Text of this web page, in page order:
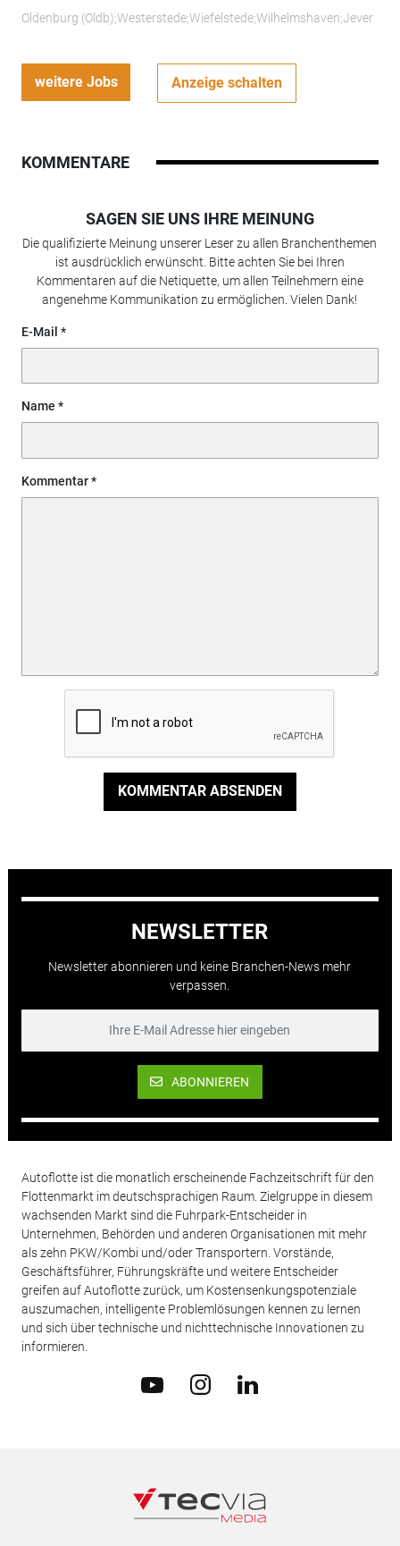
Oldenburg (Oldb);Westerstede;Wiefelstede;Wilhelmshaven;Jever
weitere Jobs Anzeige schalten
KOMMENTARE
SAGEN SIE UNS IHRE MEINUNG
Die qualifizierte Meinung unserer Leser zu allen Branchenthemen
ist ausdrücklich erwünscht. Bitte achten Sie bei Ihren
Kommentaren auf die Netiquette, um allen Teilnehmern eine
angenehme Kommunikation zu ermöglichen. Vielen Dank!
E-Mail
Name
Kommentar
KOMMENTAR ABSENDEN
NEWSLETTER
Newsletter abonnieren und keine Branchen-News mehr
verpassen.
ABONNIEREN
Autoflotte ist die monatlich erscheinende Fachzeitschrift für den
Flottenmarkt im deutschsprachigen Raum. Zielgruppe in diesem
wachsenden Markt sind die Fuhrpark-Entscheider in
Unternehmen, Behörden und anderen Organisationen mit mehr
als zehn PKW/Kombi und/oder Transportern. Vorstände,
Geschäftsführer, Führungskräfte und weitere Entscheider
greifen auf Autoflotte zurück, um Kostensenkungspotenziale
auszumachen, intelligente Problemlösungen kennen zu lernen
und sich über technische und nichttechnische Innovationen zu
informieren.